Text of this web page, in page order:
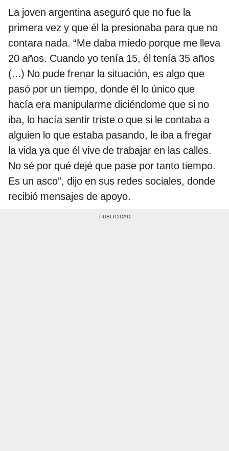
La joven argentina aseguró que no fue la
primera vez y que él la presionaba para que no
contara nada. “Me daba miedo porque me lleva
20 años. Cuando yo tenía 15, él tenía 35 años
(...) No pude frenar la situación, es algo que
pasó por un tiempo, donde él lo único que
hacía era manipularme diciéndome que si no
iba, lo hacía sentir triste o que si le contaba a
alguien lo que estaba pasando, le iba a fregar
la vida ya que él vive de trabajar en las calles.
No sé por qué dejé que pase por tanto tiempo.
Es un asco”, dijo en sus redes sociales, donde
recibió mensajes de apoyo.